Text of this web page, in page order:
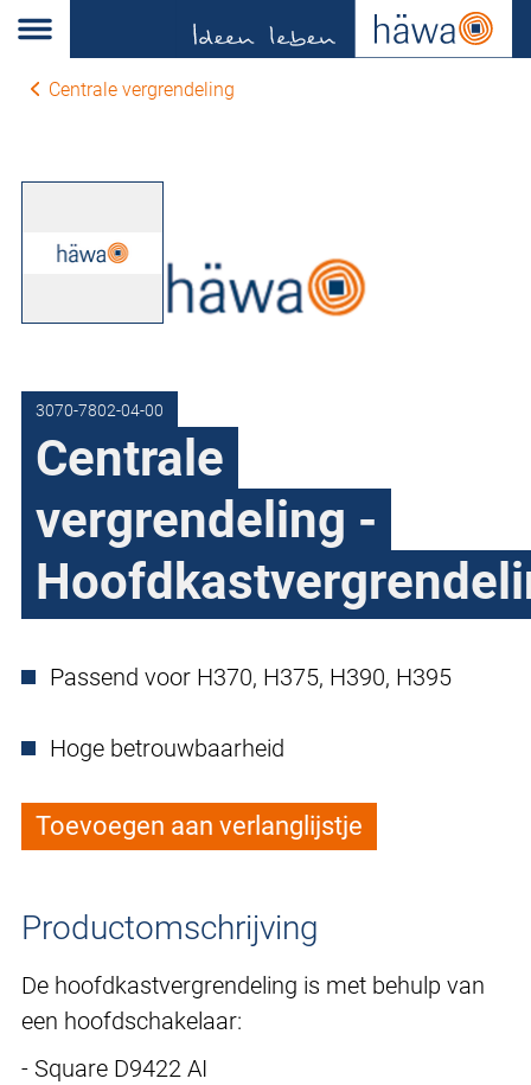
Centrale vergrendeling
3070-7802-04-00
Centrale
vergrendeling -
Passend voor H370, H375, H390, H395
Hoge betrouwbaarheid
Toevoegen aan verlanglijstje
Productomschrijving
De hoofdkastvergrendeling is met behulp van
een hoofdschakelaar:
- Square D9422 AI